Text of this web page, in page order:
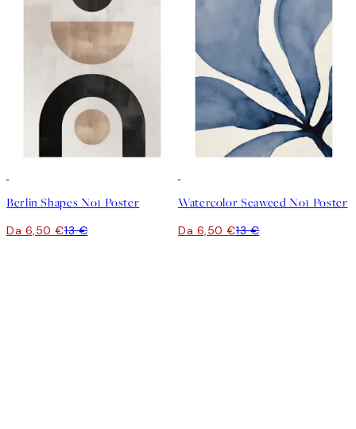
Berlin Shapes No1 Poster
Da 6,50 €13 €
Watercolor Seaweed No1 Poster
Da 6,50 €13 €